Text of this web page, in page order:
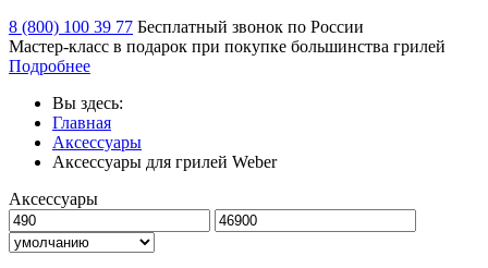
8 (800) 100 39 77 Бесплатный звонок по России
Мастер-класс в подарок при покупке большинства грилей
Подробнее
Вы здесь:
Главная
Аксессуары
Аксессуары для грилей Weber
Аксессуары